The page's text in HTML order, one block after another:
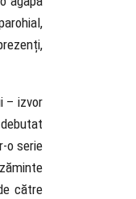
– izvor
o serie
către